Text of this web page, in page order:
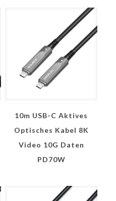
10m USB-C Aktives
Optisches Kabel 8K
Video 10G Daten
PD70W